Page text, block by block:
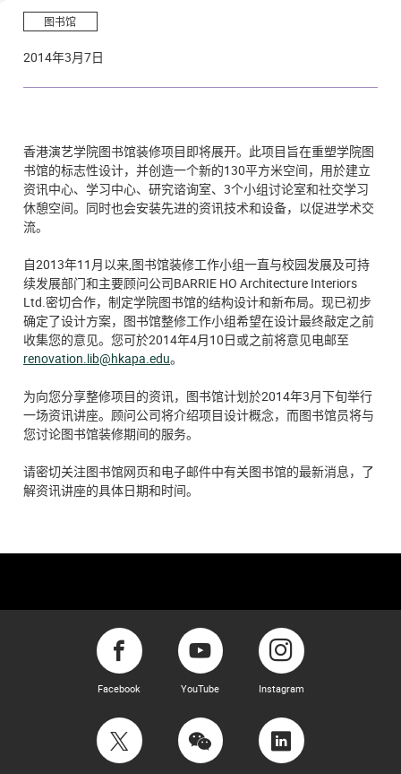
图书馆
2014年3月7日
香港演艺学院图书馆装修项目即将展开。此项目旨在重塑学院图
书馆的标志性设计，并创造一个新的130平方米空间，用於建立
资讯中心、学习中心、研究谘询室、3个小组讨论室和社交学习
休憩空间。同时也会安装先进的资讯技术和设备，以促进学术交
流。
自2013年11月以来,图书馆装修工作小组一直与校园发展及可持
续发展部门和主要顾问公司BARRIE HO Architecture Interiors
Ltd.密切合作，制定学院图书馆的结构设计和新布局。现已初步
确定了设计方案，图书馆整修工作小组希望在设计最终敲定之前
收集您的意见。您可於2014年4月10日或之前将意见电邮至
renovation.lib@hkapa.edu。
为向您分享整修项目的资讯，图书馆计划於2014年3月下旬举行
一场资讯讲座。顾问公司将介绍项目设计概念，而图书馆员将与
您讨论图书馆装修期间的服务。
请密切关注图书馆网页和电子邮件中有关图书馆的最新消息，了
解资讯讲座的具体日期和时间。
Facebook YouTube Instagram